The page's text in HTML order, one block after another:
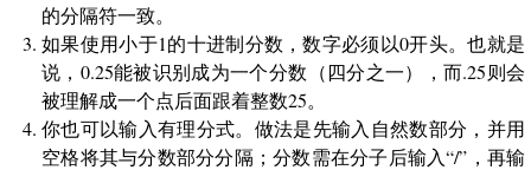
的分隔符一致。
如果使用小于1的十进制分数，数字必须以0开头。也就是
说，0.25能被识别成为一个分数（四分之一），而.25则会
被理解成一个点后面跟着整数25。
你也可以输入有理分式。做法是先输入自然数部分，并用
空格将其与分数部分分隔；分数需在分子后输入“/”，再输